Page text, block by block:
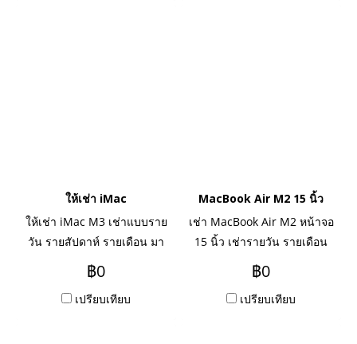
ให้เช่า iMac
ให้เช่า iMac M3 เช่าแบบราย
วัน รายสัปดาห์ รายเดือน มา
พร้อมชิปใหม่ล่าสุด เครื่องใช้
งานเร็ว แรงกว่าเดิม
฿0
เปรียบเทียบ
MacBook Air M2 15 นิ้ว
เช่า MacBook Air M2 หน้าจอ
15 นิ้ว เช่ารายวัน รายเดือน
รายปี ท่านใดสนใจติดต่อ ADD
LINE : @chaowaa
฿0
เปรียบเทียบ